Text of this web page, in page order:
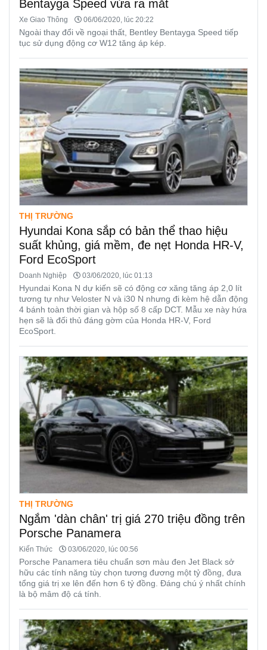
Bentayga Speed vừa ra mắt
Xe Giao Thông 06/06/2020, lúc 20:22
Ngoài thay đổi về ngoại thất, Bentley Bentayga Speed tiếp
tục sử dụng động cơ W12 tăng áp kép.
THỊ TRƯỜNG
Hyundai Kona sắp có bản thể thao hiệu
suất khủng, giá mềm, đe nẹt Honda HR-V,
Ford EcoSport
Doanh Nghiệp 03/06/2020, lúc 01:13
Hyundai Kona N dự kiến sẽ có động cơ xăng tăng áp 2,0 lít
tương tự như Veloster N và i30 N nhưng đi kèm hệ dẫn động
4 bánh toàn thời gian và hộp số 8 cấp DCT. Mẫu xe này hứa
hẹn sẽ là đối thủ đáng gờm của Honda HR-V, Ford
EcoSport.
THỊ TRƯỜNG
Ngắm 'dàn chân' trị giá 270 triệu đồng trên
Porsche Panamera
Kiến Thức 03/06/2020, lúc 00:56
Porsche Panamera tiêu chuẩn sơn màu đen Jet Black sở
hữu các tính năng tùy chọn tương đương một tỷ đồng, đưa
tổng giá trị xe lên đến hơn 6 tỷ đồng. Đáng chú ý nhất chính
là bộ mâm độ cá tính.